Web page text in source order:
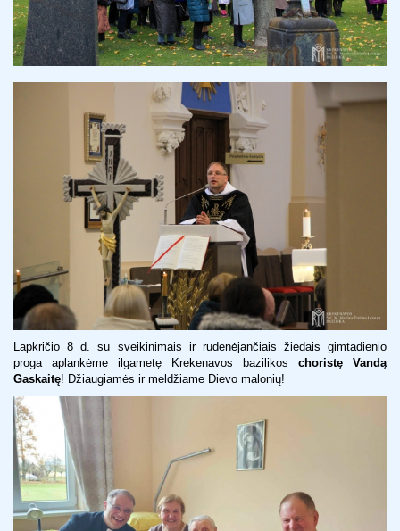
Lapkričio 8 d. su sveikinimais ir rudenėjančiais žiedais gimtadienio
proga aplankėme ilgametę Krekenavos bazilikos choristę Vandą
Gaskaitę! Džiaugiamės ir meldžiame Dievo malonių!